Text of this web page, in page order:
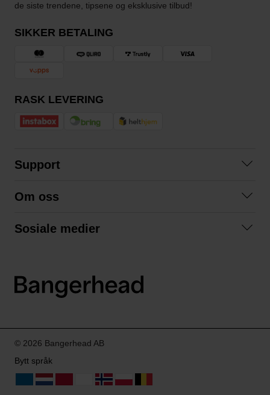
de siste trendene, tipsene og eksklusive tilbud!
SIKKER BETALING
RASK LEVERING
Support
Kjøpsvilkår
Om oss
Sosiale medier
LinkedIn
© 2026 Bangerhead AB
Bytt språk